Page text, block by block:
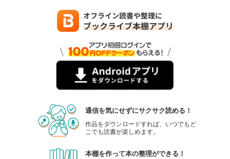
通信を気にせずにサクサク読める！
作品をダウンロードすれば、いつでもど
こでも読書が楽しめます。
本棚を作って本の整理ができる！